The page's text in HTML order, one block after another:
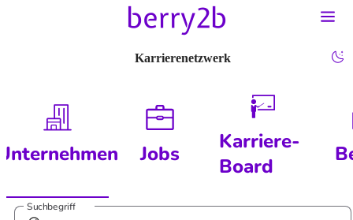
Karrierenetzwerk
Jobs
Karriere-
Board
Suchbegriff